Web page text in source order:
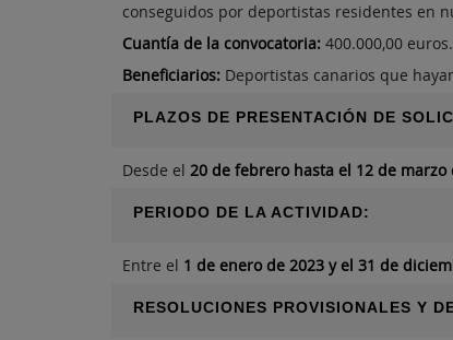
conseguidos por deportistas residentes en
Cuantía de la convocatoria: 400.000,00 euros.
Beneficiarios: Deportistas canarios que
PLAZOS DE PRESENTACIÓN DE
Desde el 20 de febrero hasta el 12 de marzo
PERIODO DE LA ACTIVIDAD:
Entre el 1 de enero de 2023 y el 31 de
RESOLUCIONES PROVISIONALES Y